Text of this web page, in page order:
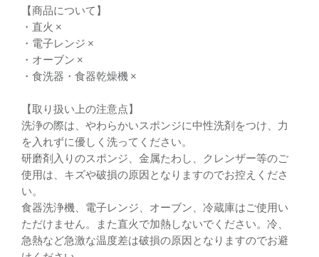
【商品について】
・直火 ×
・電子レンジ ×
・オーブン ×
・食洗器・食器乾燥機 ×
【取り扱い上の注意点】
洗浄の際は、やわらかいスポンジに中性洗剤をつけ、力
を入れずに優しく洗ってください。
研磨剤入りのスポンジ、金属たわし、クレンザー等のご
使用は、キズや破損の原因となりますのでお控えくださ
い。
食器洗浄機、電子レンジ、オーブン、冷蔵庫はご使用い
ただけません。また直火で加熱しないでください。冷、
急熱など急激な温度差は破損の原因となりますのでお避